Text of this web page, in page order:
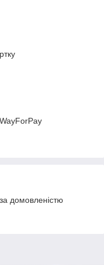
домовленістю